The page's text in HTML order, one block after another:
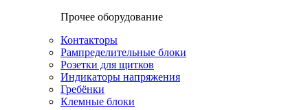
Прочее оборудование
Контакторы
Рампределительные блоки
Розетки для щитков
Индикаторы напряжения
Гребёнки
Клемные блоки